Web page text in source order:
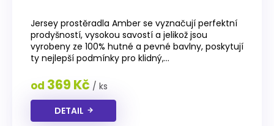
hodnocení
produktu
je
5,0
z
hvězdiček.
Jersey prostěradla Amber se vyznačují perfektní
prodyšností, vysokou savostí a jelikož jsou
vyrobeny ze 100% hutné a pevné bavlny, poskytují
ty nejlepší podmínky pro klidný,...
od 369 Kč / ks
DETAIL